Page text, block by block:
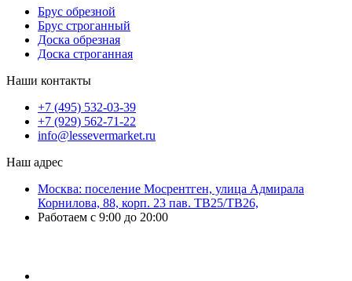
Брус обрезной
Брус строганный
Доска обрезная
Доска строганная
Наши контакты
+7 (495) 532-03-39
+7 (929) 562-71-22
info@lessevermarket.ru
Наш адрес
Москва: поселение Мосрентген, улица Адмирала
Корнилова, 88, корп. 23 пав. ТВ25/ТВ26,
Работаем с 9:00 до 20:00